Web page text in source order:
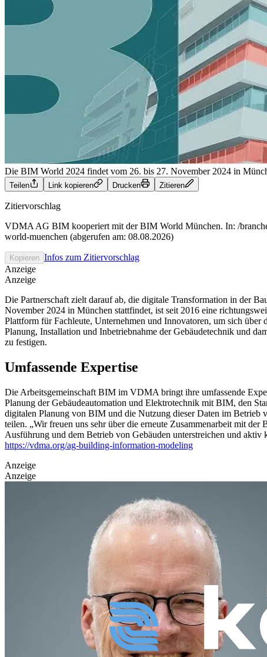
Die BIM World 2024 findet vom 26. bis 27. November 2024 in
Teilen Link kopieren Drucken Zitieren
Zitiervorschlag
VDMA AG BIM kooperiert mit der BIM World München. In: /
world-muenchen (abgerufen am: 08.08.2026)
Kopieren Infos zum Zitiervorschlag
Anzeige
Anzeige
Die Partnerschaft zielt darauf ab, die digitale Transformation in der
November 2024 in München stattfindet, ist seit 2016 eine
Plattform für Fachleute, Unternehmen und Innovatoren, um sich
Planung, Installation und Inbetriebnahme der Gebäudetechnik und
zu festigen.
Umfassende Expertise
Die Arbeitsgemeinschaft BIM im VDMA bringt ihre umfassende
Planung der Gebäudeautomation und Elektrotechnik mit BIM, den
digitalen Planung von BIM und die Nutzung dieser Daten im Betrieb
teilen. „Wir freuen uns sehr über die erneute Zusammenarbeit mit
Ausführung und dem Betrieb von Gebäuden unterstreichen und
https://vdma.org/ag-building-information-modeling
Anzeige
Anzeige